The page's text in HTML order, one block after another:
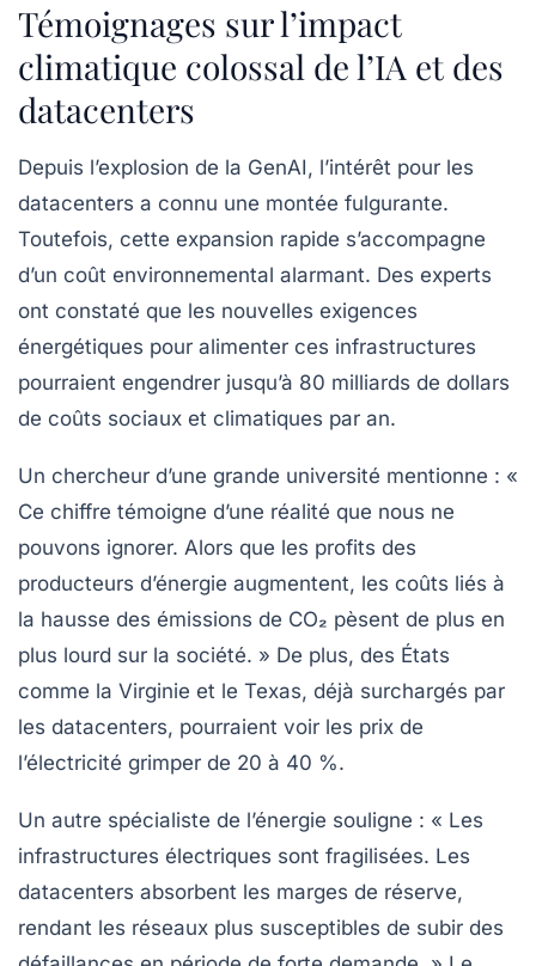
Témoignages sur l’impact
climatique colossal de l’IA et des
datacenters
Depuis l’explosion de la GenAI, l’intérêt pour les
datacenters a connu une montée fulgurante.
Toutefois, cette expansion rapide s’accompagne
d’un coût environnemental alarmant. Des experts
ont constaté que les nouvelles exigences
énergétiques pour alimenter ces infrastructures
pourraient engendrer jusqu’à 80 milliards de dollars
de coûts sociaux et climatiques par an.
Un chercheur d’une grande université mentionne : «
Ce chiffre témoigne d’une réalité que nous ne
pouvons ignorer. Alors que les profits des
producteurs d’énergie augmentent, les coûts liés à
la hausse des émissions de CO₂ pèsent de plus en
plus lourd sur la société. » De plus, des États
comme la Virginie et le Texas, déjà surchargés par
les datacenters, pourraient voir les prix de
l’électricité grimper de 20 à 40 %.
Un autre spécialiste de l’énergie souligne : « Les
infrastructures électriques sont fragilisées. Les
datacenters absorbent les marges de réserve,
rendant les réseaux plus susceptibles de subir des